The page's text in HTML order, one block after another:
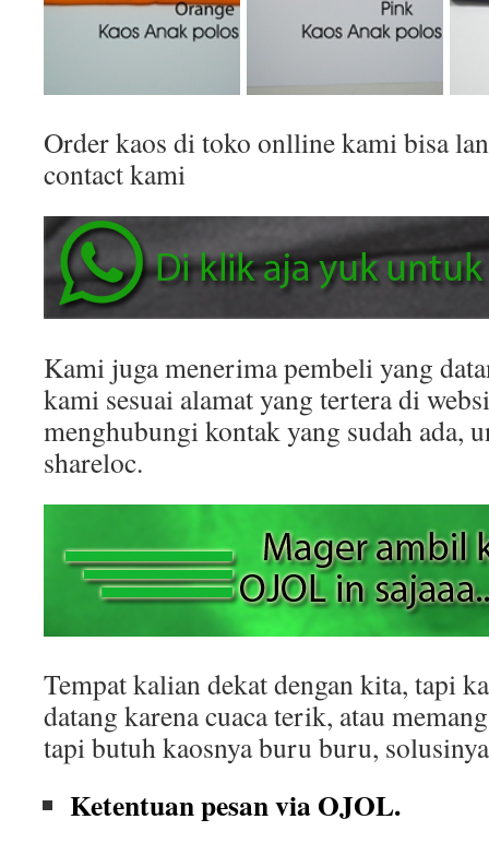
Order kaos di toko onlline kami bisa
contact kami
Kami juga menerima pembeli yang
kami sesuai alamat yang tertera di
menghubungi kontak yang sudah ada,
shareloc.
Tempat kalian dekat dengan kita, tapi
datang karena cuaca terik, atau
tapi butuh kaosnya buru buru,
Ketentuan pesan via OJOL.